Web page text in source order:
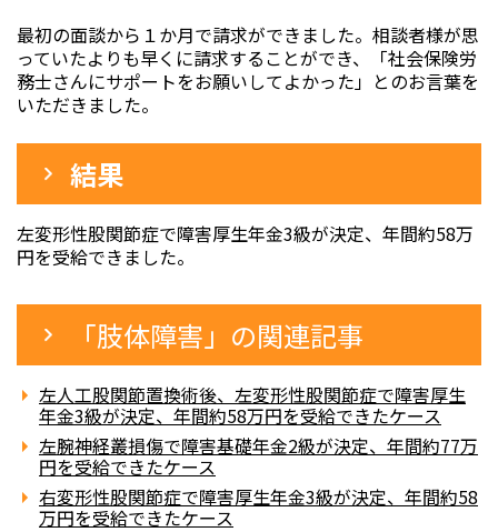
最初の面談から１か月で請求ができました。相談者様が思
っていたよりも早くに請求することができ、「社会保険労
務士さんにサポートをお願いしてよかった」とのお言葉を
いただきました。
結果
左変形性股関節症で障害厚生年金3級が決定、年間約58万
円を受給できました。
「肢体障害」の関連記事
左人工股関節置換術後、左変形性股関節症で障害厚生
年金3級が決定、年間約58万円を受給できたケース
左腕神経叢損傷で障害基礎年金2級が決定、年間約77万
円を受給できたケース
右変形性股関節症で障害厚生年金3級が決定、年間約58
万円を受給できたケース